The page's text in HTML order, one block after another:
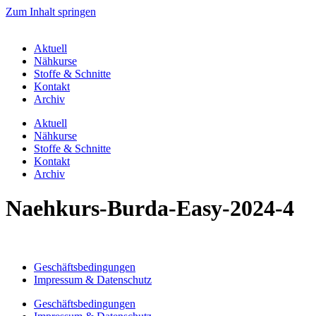
Zum Inhalt springen
Aktuell
Nähkurse
Stoffe & Schnitte
Kontakt
Archiv
Aktuell
Nähkurse
Stoffe & Schnitte
Kontakt
Archiv
Naehkurs-Burda-Easy-2024-4
Geschäftsbedingungen
Impressum & Datenschutz
Geschäftsbedingungen